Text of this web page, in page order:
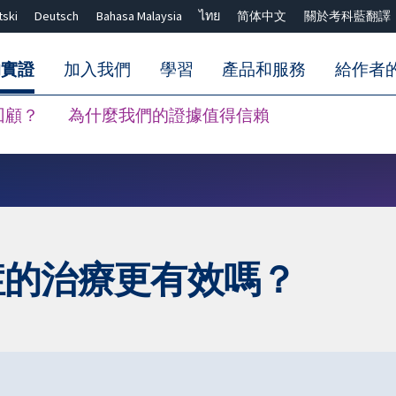
Deutsch Bahasa Malaysia ไทย 简体中文 關於考科藍翻譯
證
？ 為什麼我們的證據值得信賴
加入我們 學習 產品和服務 給作者
治療更有效嗎？